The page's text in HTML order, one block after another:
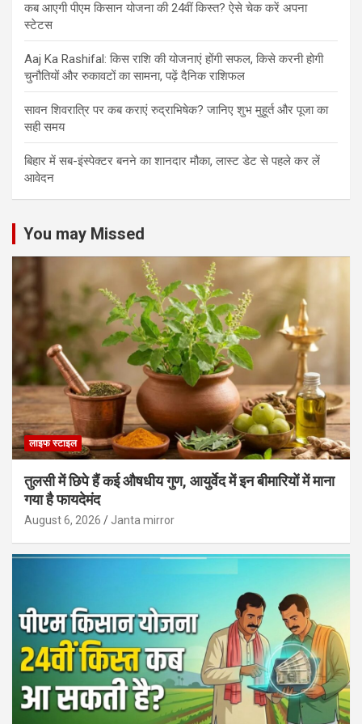
कब आएगी पीएम किसान योजना की 24वीं किस्त? ऐसे चेक करें अपना
स्टेटस
Aaj Ka Rashifal: किस राशि की योजनाएं होंगी सफल, किसे करनी होगी
चुनौतियों और रुकावटों का सामना, पढ़ें दैनिक राशिफल
सावन शिवरात्रि पर कब कराएं रुद्राभिषेक? जानिए शुभ मुहूर्त और पूजा का
सही समय
बिहार में सब-इंस्पेक्टर बनने का शानदार मौका, लास्ट डेट से पहले कर लें
आवेदन
You may Missed
लाइफ स्टाइल
तुलसी में छिपे हैं कई औषधीय गुण, आयुर्वेद में इन बीमारियों में माना
गया है फायदेमंद
August 6, 2026 Janta mirror